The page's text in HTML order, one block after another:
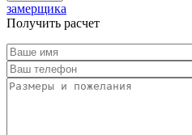
замерщика
Получить расчет